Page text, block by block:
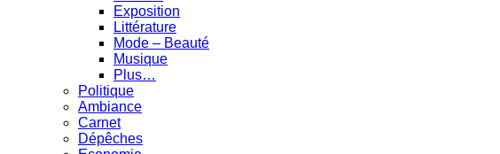
Exposition
Littérature
Mode – Beauté
Musique
Plus…
Politique
Ambiance
Carnet
Dépêches